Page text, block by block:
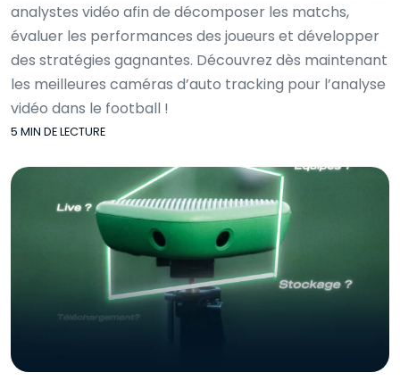
analystes vidéo afin de décomposer les matchs,
évaluer les performances des joueurs et développer
des stratégies gagnantes. Découvrez dès maintenant
les meilleures caméras d’auto tracking pour l’analyse
vidéo dans le football !
5 MIN DE LECTURE